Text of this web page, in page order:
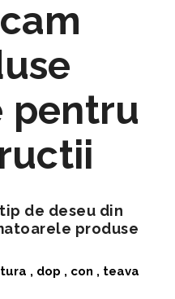
pentru
de deseu din
produse
, dop , con , teava